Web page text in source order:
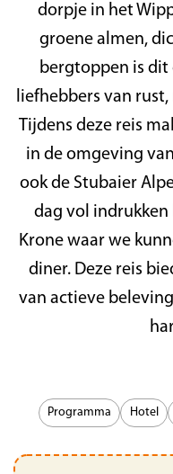
dorpje in het
groene almen,
bergtoppen is dit
liefhebbers van
Tijdens deze reis
in de omgeving
ook de Stubaier
dag vol indrukken
Krone waar we
diner. Deze reis
van actieve
Programma Hotel